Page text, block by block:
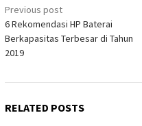
Post
navigation
Previous post
6 Rekomendasi HP Baterai
Berkapasitas Terbesar di Tahun
2019
RELATED POSTS